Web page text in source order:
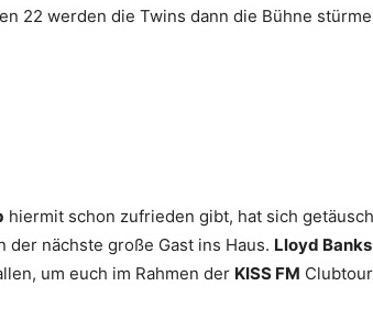
22 werden die Twins dann die Bühne
hiermit schon zufrieden gibt, hat sich
der nächste große Gast ins Haus. Lloyd Banks
um euch im Rahmen der KISS FM